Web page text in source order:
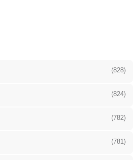
(828)
(824)
(782)
(781)